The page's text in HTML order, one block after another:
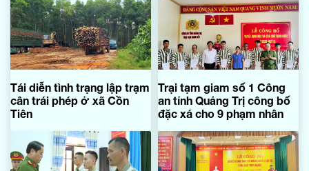
Tái diễn tình trạng lập trạm
cân trái phép ở xã Cồn
Tiên
Trại tạm giam số 1 Công
an tỉnh Quảng Trị công bố
đặc xá cho 9 phạm nhân